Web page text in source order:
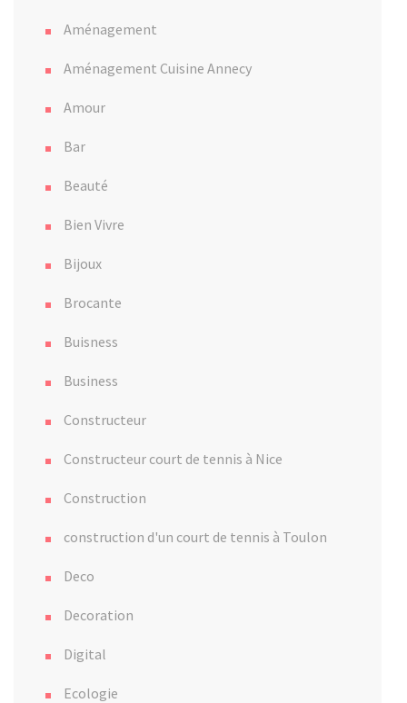
Aménagement
Aménagement Cuisine Annecy
Amour
Bar
Beauté
Bien Vivre
Bijoux
Brocante
Buisness
Business
Constructeur
Constructeur court de tennis à Nice
Construction
construction d'un court de tennis à Toulon
Deco
Decoration
Digital
Ecologie